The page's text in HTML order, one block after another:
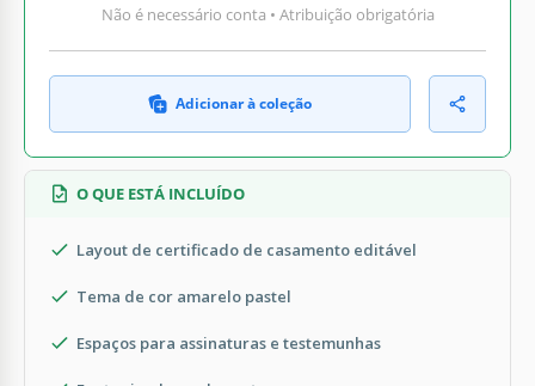
Não é necessário conta • Atribuição obrigatória
Adicionar à coleção
O QUE ESTÁ INCLUÍDO
Layout de certificado de casamento editável
Tema de cor amarelo pastel
Espaços para assinaturas e testemunhas